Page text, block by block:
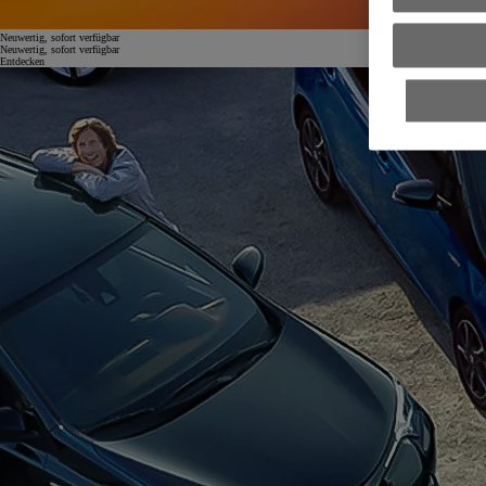
Neuwertig, sofort verfügbar
Neuwertig, sofort verfügbar
Entdecken